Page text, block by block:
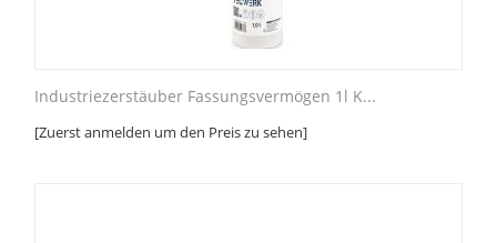
Industriezerstäuber Fassungsvermögen 1l K...
[Zuerst anmelden um den Preis zu sehen]